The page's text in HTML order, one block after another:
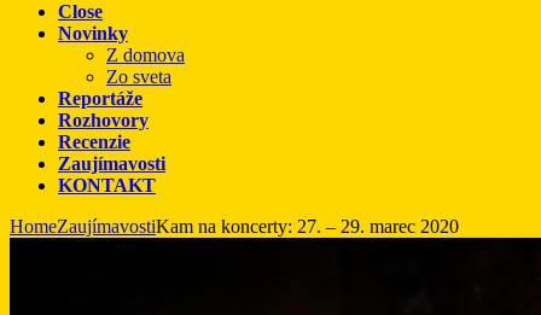
Close
Novinky
Z domova
Zo sveta
Reportáže
Rozhovory
Recenzie
Zaujímavosti
KONTAKT
HomeZaujímavostiKam na koncerty: 27. – 29. marec 2020